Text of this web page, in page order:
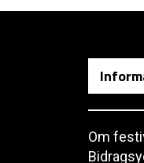
Om